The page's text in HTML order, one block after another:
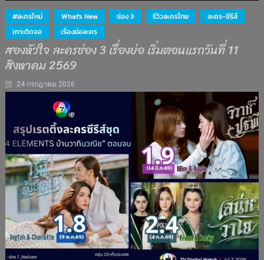
#ละครใหม่ What's New ช่อง 3 รีวิวละครไทย
ละคร-ซีรีส์
เกาะติดจอ
เรื่องย่อละคร
สองหัวใจ ละครช่อง 3 เรื่องย่อ เริ่มตอนแรกวันที่ 11
สิงหาคม 2569
24 กรกฎาคม 2026